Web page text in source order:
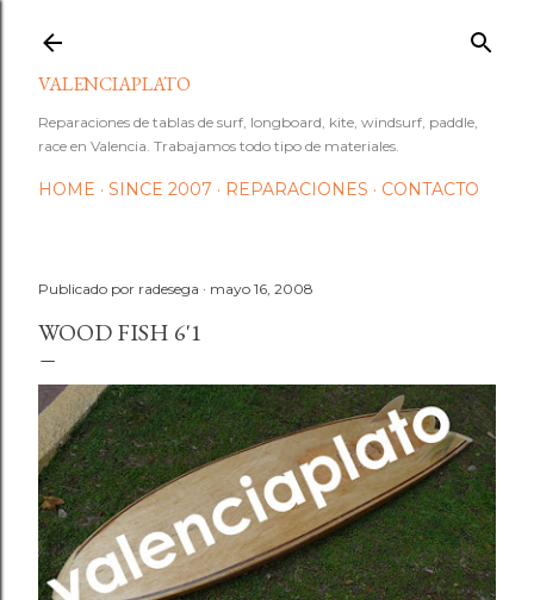
VALENCIAPLATO
Reparaciones de tablas de surf, longboard, kite, windsurf, paddle,
race en Valencia. Trabajamos todo tipo de materiales.
HOME SINCE 2007 REPARACIONES CONTACTO
Publicado por radesega mayo 16, 2008
WOOD FISH 6'1